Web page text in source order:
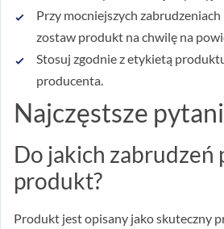
Przy mocniejszych
zostaw produkt na chwilę na
Stosuj zgodnie z etykietą
producenta.
Najczęstsze
Do jakich zabrudzeń
produkt?
Produkt jest opisany jako skuteczny